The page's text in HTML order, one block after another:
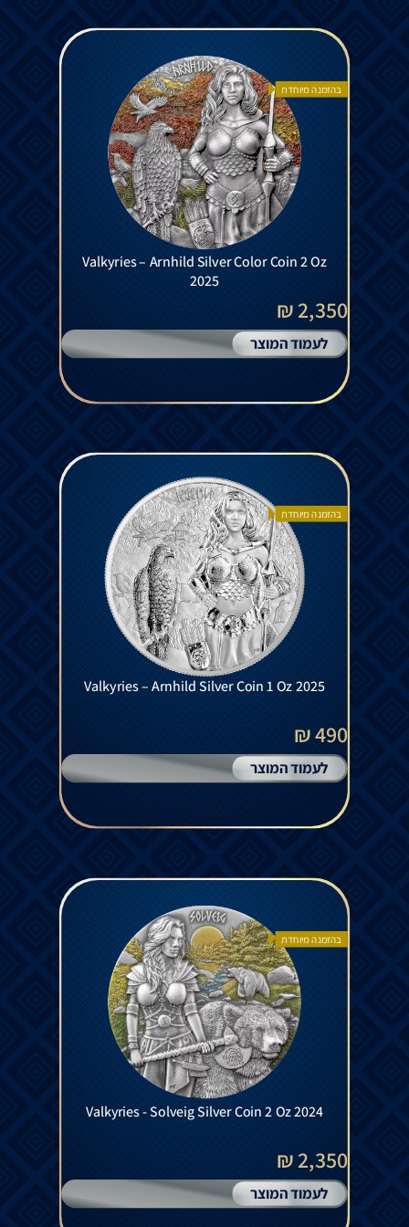
בהזמנה מיוחדת
Valkyries – Arnhild Silver Color Coin 2 Oz
2025
2,350 ₪
לעמוד המוצר
בהזמנה מיוחדת
Valkyries – Arnhild Silver Coin 1 Oz 2025
490 ₪
לעמוד המוצר
בהזמנה מיוחדת
Valkyries - Solveig Silver Coin 2 Oz 2024
2,350 ₪
לעמוד המוצר